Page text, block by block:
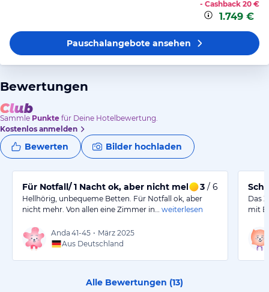
- Cashback 20 €
1.749 €
Pauschalangeboteansehen
Bewertungen
Sammle Punkte für Deine Hotelbewertung.
Kostenlos anmelden
Bewerten Bilder hochladen
Für Notfall/ 1 Nacht ok, aber nicht mehr 3 / 6
Hellhörig, unbequeme Betten. Für Notfall ok, aber
nicht mehr. Von allen eine Zimmer in…
weiterlesen
Anda 41-45 • März 2025
Aus Deutschland
Das
mit
Alle Bewertungen (13)